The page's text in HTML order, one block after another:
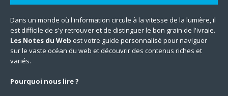
Dans un monde où l'information circule à la vitesse de la lumière, il
est difficile de s'y retrouver et de distinguer le bon grain de l'ivraie.
Les Notes du Web est votre guide personnalisé pour naviguer
sur le vaste océan du web et découvrir des contenus riches et
variés.
Pourquoi nous lire ?